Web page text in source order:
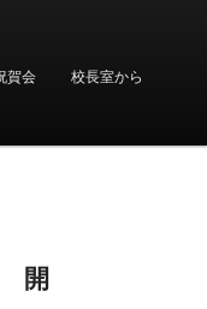
賀会 校長室から
開